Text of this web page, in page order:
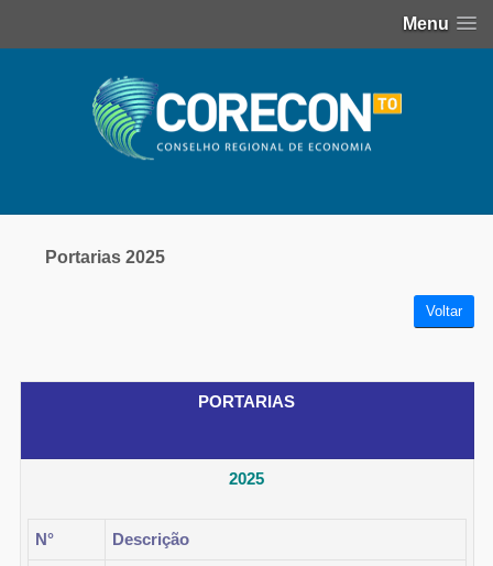
Menu
Portarias 2025
Voltar
PORTARIAS
2025
N° Descrição